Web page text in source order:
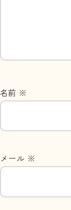
名前 ※
メール ※